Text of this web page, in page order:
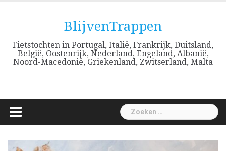
BlijvenTrappen
Fietstochten in Portugal, Italië, Frankrijk, Duitsland,
België, Oostenrijk, Nederland, Engeland, Albanië,
Noord-Macedonië, Griekenland, Zwitserland, Malta
Zoeken
naar: